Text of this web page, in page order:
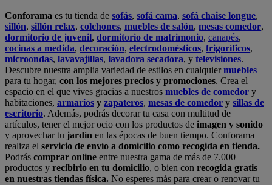
Conforama es tu tienda de sofás, sofá cama, sofá chaise longue,
sillón, sillón relax, colchones, muebles de salón, mesas comedor,
dormitorio de juvenil, dormitorio de matrimonio, canapés,
cocinas a medida, decoración, electrodomésticos, frigoríficos,
microondas, lavavajillas, lavadora secadora, y televisiones.
Descubre nuestra amplia variedad de estilos en cualquiermuebles
para tu hogar, con los mejores precios y promociones. Crea el
espacio en el que vives gracias a nuestros muebles de comedor y
habitaciones, armarios y zapateros, mesas de comedor y sillas de
escritorio. Además, podrás decorar tu casa con multitud de
artículos, tener el mejor ocio con los productos de imagen y sonido
y aprovechar tu jardín en las épocas de buen tiempo. Conforama
realiza el servicio de envío a domicilio como recogida en tienda.
Podrás comprar online entre nuestra gama de más de 7.000
productos y recibirlo en tu domicilio, o bien con recogida gratis
en nuestras tiendas física. No esperes más para crear o renovar tu